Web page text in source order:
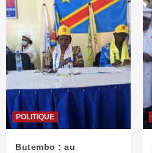
POLITIQUE
Butembo : au